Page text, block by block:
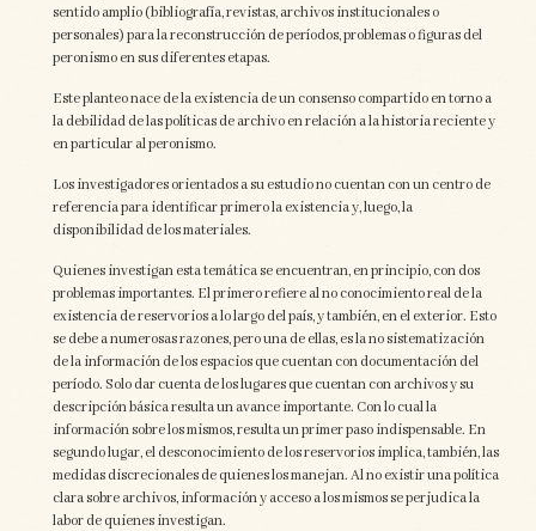
sentido amplio (bibliografía, revistas, archivos institucionales o
personales) para la reconstrucción de períodos, problemas o figuras del
peronismo en sus diferentes etapas.
Este planteo nace de la existencia de un consenso compartido en torno a
la debilidad de las políticas de archivo en relación a la historia reciente y
en particular al peronismo.
Los investigadores orientados a su estudio no cuentan con un centro de
referencia para identificar primero la existencia y, luego, la
disponibilidad de los materiales.
Quienes investigan esta temática se encuentran, en principio, con dos
problemas importantes. El primero refiere al no conocimiento real de la
existencia de reservorios a lo largo del país, y también, en el exterior. Esto
se debe a numerosas razones, pero una de ellas, es la no sistematización
de la información de los espacios que cuentan con documentación del
período. Solo dar cuenta de los lugares que cuentan con archivos y su
descripción básica resulta un avance importante. Con lo cual la
información sobre los mismos, resulta un primer paso indispensable. En
segundo lugar, el desconocimiento de los reservorios implica, también, las
medidas discrecionales de quienes los manejan. Al no existir una política
clara sobre archivos, información y acceso a los mismos se perjudica la
labor de quienes investigan.